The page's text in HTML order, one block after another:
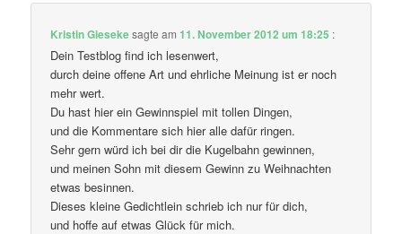
Kristin Giesekesagte am11. November 2012 um 18:25 :
Dein Testblog find ich lesenwert,
durch deine offene Art und ehrliche Meinung ist er noch
mehr wert.
Du hast hier ein Gewinnspiel mit tollen Dingen,
und die Kommentare sich hier alle dafür ringen.
Sehr gern würd ich bei dir die Kugelbahn gewinnen,
und meinen Sohn mit diesem Gewinn zu Weihnachten
etwas besinnen.
Dieses kleine Gedichtlein schrieb ich nur für dich,
und hoffe auf etwas Glück für mich.